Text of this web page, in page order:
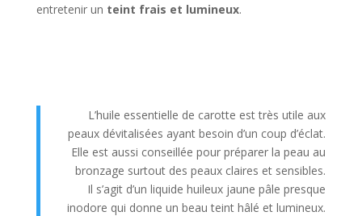
entretenir un teint frais et lumineux.
L’huile essentielle de carotte est très utile aux
peaux dévitalisées ayant besoin d’un coup d’éclat.
Elle est aussi conseillée pour préparer la peau au
bronzage surtout des peaux claires et sensibles.
Il s’agit d’un liquide huileux jaune pâle presque
inodore qui donne un beau teint hâlé et lumineux.